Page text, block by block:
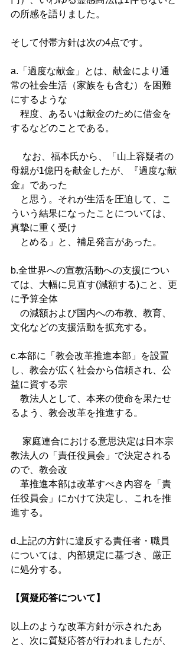
の所感を語りました。
そして付帯方針は次の4点です。
a.「過度な献金」とは、献金により通
常の社会生活（家族をも含む）を困難
にするような
程度、あるいは献金のために借金を
するなどのことである。
なお、福本氏から、「山上容疑者の
母親が1億円を献金したが、『過度な献
金』であった
と思う。それが生活を圧迫して、こ
ういう結果になったことについては、
真摯に重く受け
とめる」と、補足発言があった。
b.全世界への宣教活動への支援につい
ては、大幅に見直す(減額する)こと、更
に予算全体
の減額および国内への布教、教育、
文化などの支援活動を拡充する。
c.本部に「教会改革推進本部」を設置
し、教会が広く社会から信頼され、公
益に資する宗
教法人として、本来の使命を果たせ
るよう、教会改革を推進する。
教法人の「責任役員会」で決定される
ので、教会改
革推進本部は改革すべき内容を「責
任役員会」にかけて決定し、これを推
進する。
d.上記の方針に違反する責任者・職員
については、内部規定に基づき、厳正
に処分する。
【質疑応答について】
以上のような改革方針が示されたあ
と、次に質疑応答が行われましたが、